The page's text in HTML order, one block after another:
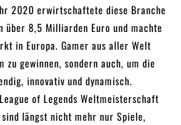
2020 erwirtschaftete diese Branche
über 8,5 Milliarden Euro und machte
in Europa. Gamer aus aller Welt
gewinnen, sondern auch, um die
innovativ und dynamisch.
of Legends Weltmeisterschaft
längst nicht mehr nur Spiele,